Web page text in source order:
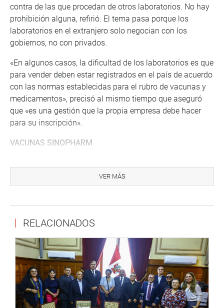
contra de las que procedan de otros laboratorios. No hay
prohibición alguna, refirió. El tema pasa porque los
laboratorios en el extranjero solo negocian con los
gobiernos, no con privados.
«En algunos casos, la dificultad de los laboratorios es que
para vender deben estar registrados en el país de acuerdo
con las normas establecidas para el rubro de vacunas y
medicamentos», precisó al mismo tiempo que aseguró
que «es una gestión que la propia empresa debe hacer
para su inscripción».
VACUNAS SINOPHARM
Cusco hay dos mil fallecidos por COVID-19 solo en los
primeros meses del presente año e interrogó sobre la
El titular de Salud respondió que no hay trato diferenciado
y que se compra la vacuna Sinopharm por su alta
efectividad, «que es reconocida como una de las vacunas
más efectivas. Así también lo informa el Colegio Médico.
Se ha demostrado su alta efectividad no solo para
prevenir infecciones en porcentajes mayores a lo previsto,
sino porque previene hospitalización, uso de camas UCI y
fallecimientos», explicó.
VER MÁS
RELACIONADOS